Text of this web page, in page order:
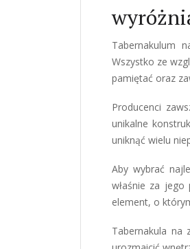
Tabernakulum
Wszystko ze
pamiętać oraz
Producenci
unikalne
uniknąć wielu
Aby wybrać
właśnie za
element, o
Tabernakula na